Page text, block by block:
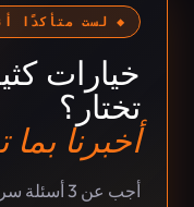
◆ لست متأكدًا
خيارات
تختار؟
أخبرنا بما
أجب عن 3